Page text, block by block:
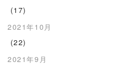
(17)
2021年10月
(22)
2021年9月